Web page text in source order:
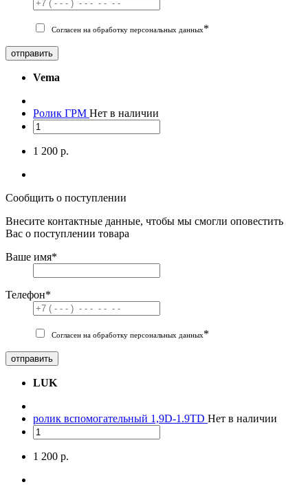
Согласен на обработку персональных данных*
отправить
Vema
Ролик ГРМ Нет в наличии
1 200 р.
Сообщить о поступлении
Внесите контактные данные, чтобы мы смогли оповестить
Вас о поступлении товара
Ваше имя*
Телефон*
Согласен на обработку персональных данных*
отправить
LUK
ролик вспомогательный 1,9D-1.9TD Нет в наличии
1 200 р.